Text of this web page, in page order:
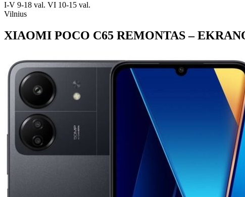
I-V 9-18 val. VI 10-15 val.
Vilnius
XIAOMI POCO C65 REMONTAS –